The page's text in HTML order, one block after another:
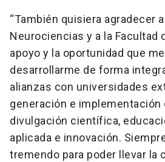
“También quisiera agradecer
Neurociencias y a la Facultad
apoyo y la oportunidad que
desarrollarme de forma
alianzas con universidades
generación e implementación
divulgación científica,
aplicada e innovación.
tremendo para poder llevar la